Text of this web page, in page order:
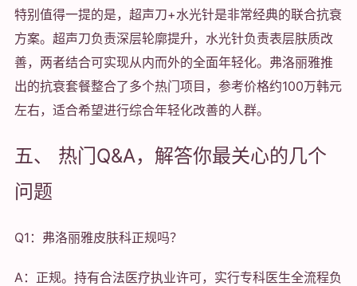
特别值得一提的是，超声刀+水光针是非常经典的联合抗衰
方案。超声刀负责深层轮廓提升，水光针负责表层肤质改
善，两者结合可实现从内而外的全面年轻化。弗洛丽雅推
出的抗衰套餐整合了多个热门项目，参考价格约100万韩元
左右，适合希望进行综合年轻化改善的人群。
五、 热门Q&A，解答你最关心的几个
问题
Q1：弗洛丽雅皮肤科正规吗？
A：正规。持有合法医疗执业许可，实行专科医生全流程负